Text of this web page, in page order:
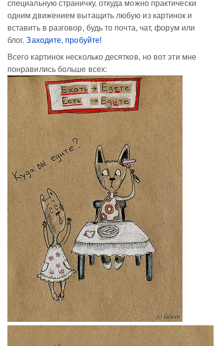
специальную страничку, откуда можно практически
одним движением вытащить любую из картинок и
вставить в разговор, будь то почта, чат, форум или
блог.Заходите, пробуйте!
Всего картинок несколько десятков, но вот эти мне
понравились больше всех: